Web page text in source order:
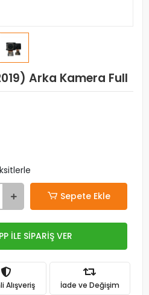
Arka Kamera Full
Sepete Ekle
İLE SİPARİŞ VER
Alışveriş İade ve Değişim